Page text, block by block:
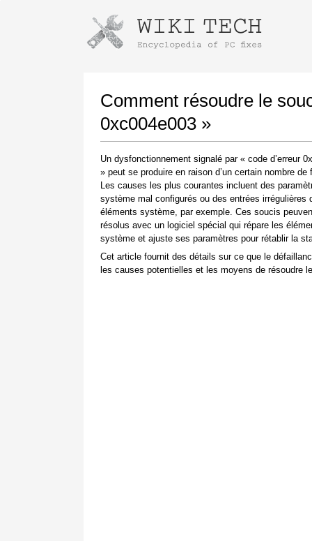
Comment résoudre le
0xc004e003 »
Un dysfonctionnement signalé par « code d’erreur
» peut se produire en raison d’un certain nombre de
Les causes les plus courantes incluent des
système mal configurés ou des entrées irrégulières
éléments système, par exemple. Ces soucis
résolus avec un logiciel spécial qui répare les
système et ajuste ses paramètres pour rétablir la
Cet article fournit des détails sur ce que le
les causes potentielles et les moyens de résoudre
Instructions pour télécharger avec
Une fois le téléchargement terminé, cliquez sur
le lien du fichier téléchargé